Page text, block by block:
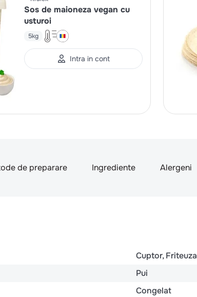
Sos de maioneza vegan cu
usturoi
5kg
Intra in cont
de preparare Ingrediente Alergeni
Cuptor Friteuza
Pui
Congelat